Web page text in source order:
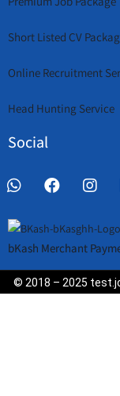
Short Listed CV
Online Recruitment
Head Hunting Service
Social
bKash Merchant
© 2018 – 2025